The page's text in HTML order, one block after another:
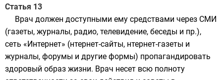
Статья 13
Врач должен доступными ему средствами через СМИ
(газеты, журналы, радио, телевидение, беседы и пр.),
сеть «Интернет» (нтернет-сайты, нтернет-газеты и
журналы, форумы и другие формы) пропагандировать
здоровый образ жизни. Врач несет всю полноту